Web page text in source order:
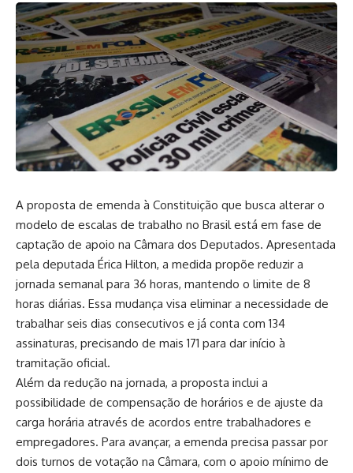
A proposta de emenda à Constituição que busca alterar o
modelo de escalas de trabalho no Brasil está em fase de
captação de apoio na Câmara dos Deputados. Apresentada
pela deputada Érica Hilton, a medida propõe reduzir a
jornada semanal para 36 horas, mantendo o limite de 8
horas diárias. Essa mudança visa eliminar a necessidade de
trabalhar seis dias consecutivos e já conta com 134
assinaturas, precisando de mais 171 para dar início à
tramitação oficial.
Além da redução na jornada, a proposta inclui a
possibilidade de compensação de horários e de ajuste da
carga horária através de acordos entre trabalhadores e
empregadores. Para avançar, a emenda precisa passar por
dois turnos de votação na Câmara, com o apoio mínimo de